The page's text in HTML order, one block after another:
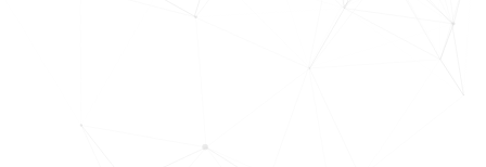
T